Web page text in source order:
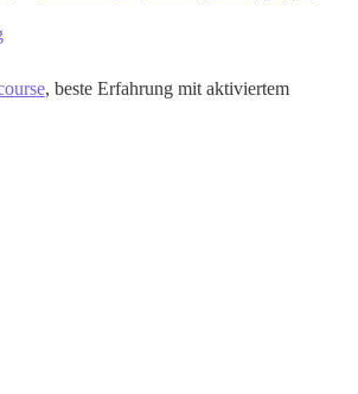
, beste Erfahrung mit aktiviertem